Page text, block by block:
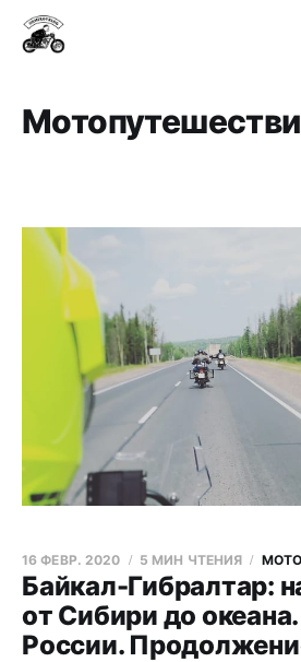
Байкал-Гибралтар:
от Сибири до
России.
16 ФЕВР. 2020 5 МИН ЧТЕНИЯ